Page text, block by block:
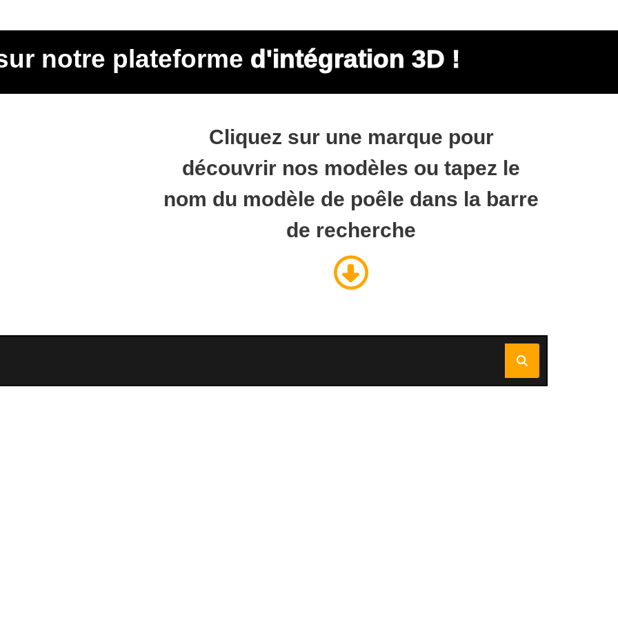
notre plateforme d'intégration 3D !
Cliquez sur une marque pour
découvrir nos modèles ou tapez le
nom du modèle de poêle dans la barre
de recherche